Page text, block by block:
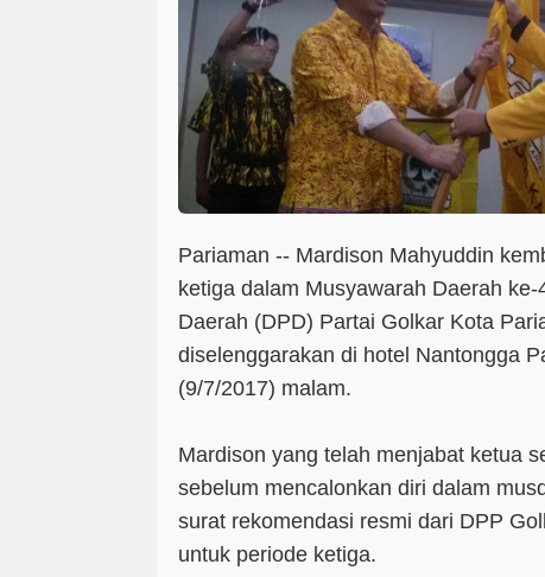
Pariaman -- Mardison Mahyuddin
ketiga dalam Musyawarah Daerah
Daerah (DPD) Partai Golkar Kota
diselenggarakan di hotel Nantongga
(9/7/2017) malam.
Mardison yang telah menjabat ketua
sebelum mencalonkan diri dalam
surat rekomendasi resmi dari DPP
untuk periode ketiga.